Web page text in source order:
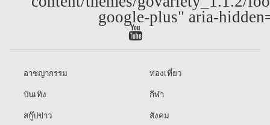
google-plus" aria-
อาชญากรรม
ท่องเที่ยว
บันเทิง
กีฬา
สกู๊ปข่าว
สังคม